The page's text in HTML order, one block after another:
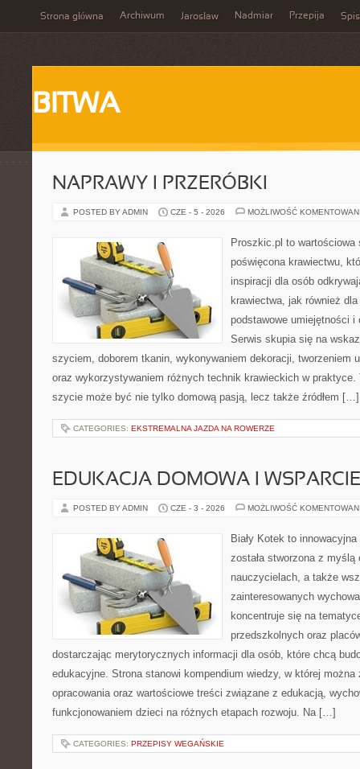
Strona główna Archiwum Jarosław Nadmiar Przepija
BITWA
NAPRAWY I PRZERÓBKI
POSTED BY ADMIN CZE - 5 - 2026 MOŻLIWOŚĆ
Proszkic.pl to wartościowa
poświęcona krawiectwu,
inspiracji dla osób
krawiectwa, jak również
podstawowe umiejętności
Serwis skupia się na
szyciem, doborem tkanin, wykonywaniem dekoracji, tworzeniem
oraz wykorzystywaniem różnych technik krawieckich w
szycie może być nie tylko domową pasją, lecz także źródłem […]
CATEGORIES: EKSTREMALNA JAZDA NA ROWERZE
EDUKACJA DOMOWA I
POSTED BY ADMIN CZE - 3 - 2026 MOŻLIWOŚĆ
Biały Kotek to
została stworzona z myślą
nauczycielach, a także
zainteresowanych
koncentruje się na
przedszkolnych oraz
dostarczając merytorycznych informacji dla osób, które chcą
edukacyjne. Strona stanowi kompendium wiedzy, w której
opracowania oraz wartościowe treści związane z edukacją,
funkcjonowaniem dzieci na różnych etapach rozwoju. Na […]
CATEGORIES: PRZEPISY WEGAŃSKIE